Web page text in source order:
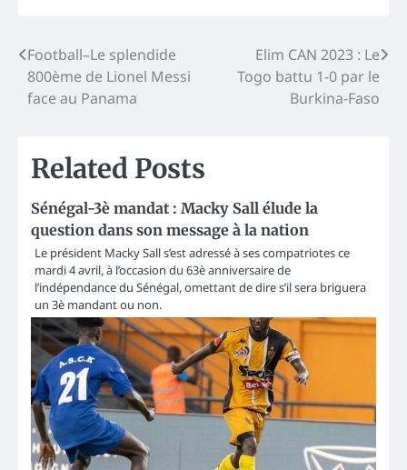
Post
navigation
Football–Le splendide
800ème de Lionel Messi
face au Panama
Elim CAN 2023 : Le
Togo battu 1-0 par le
Burkina-Faso
Related Posts
Sénégal-3è mandat : Macky Sall élude la
question dans son message à la nation
Le président Macky Sall s’est adressé à ses compatriotes ce
mardi 4 avril, à l’occasion du 63è anniversaire de
l’indépendance du Sénégal, omettant de dire s’il sera briguera
un 3è mandant ou non.